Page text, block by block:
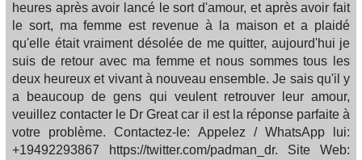
heures après avoir lancé le sort d'amour, et après avoir fait
le sort, ma femme est revenue à la maison et a plaidé
qu'elle était vraiment désolée de me quitter, aujourd'hui je
suis de retour avec ma femme et nous sommes tous les
deux heureux et vivant à nouveau ensemble. Je sais qu'il y
a beaucoup de gens qui veulent retrouver leur amour,
veuillez contacter le Dr Great car il est la réponse parfaite à
votre problème. Contactez-le: Appelez / WhatsApp lui:
+19492293867 https://twitter.com/padman_dr. Site Web: